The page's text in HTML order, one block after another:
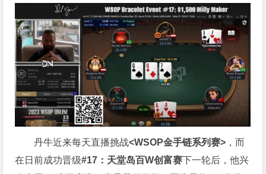
丹牛近来每天直播挑战<WSOP金手链系列赛> ，而
在日前成功晋级#17：天堂岛百W创富赛下一轮后，他兴